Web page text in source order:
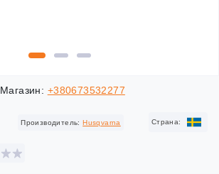
Магазин: +380673532277
Производитель: Husqvarna Cтрана: